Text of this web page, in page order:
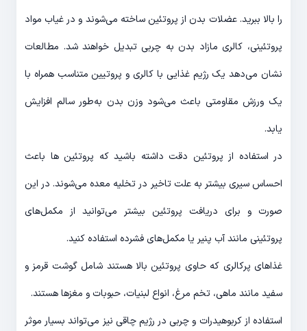
را بالا ببرید. عضلات بدن از پروتئین ساخته می‌شوند و در غیاب مواد
پروتئینی، کالری مازاد بدن به چربی تبدیل خواهند شد. مطالعات
نشان می‌دهد یک رژیم غذایی با کالری و پروتیین متناسب همراه با
یک ورزش مقاومتی باعث می‌شود وزن بدن به‌طور سالم افزایش
یابد.
در استفاده از پروتئین دقت داشته باشید که پروتئین ها باعث
احساس سیری بیشتر به علت تاخیر در تخلیه معده می‌شوند. در این
صورت و برای دریافت پروتئین بیشتر می‌توانید از مکمل‌های
پروتئینی مانند آب پنیر یا مکمل‌های فشرده استفاده کنید.
غذاهای پرکالری که حاوی پروتئین بالا هستند شامل گوشت قرمز و
سفید مانند ماهی، تخم مرغ، انواع لبنیات، حبوبات و مغزها هستند.
استفاده از کربوهیدرات و چربی در رژیم چاقی نیز می‌تواند بسیار موثر